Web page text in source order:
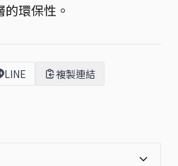
環保性。
LINE 複製連結